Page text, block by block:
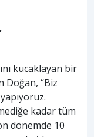
kucaklayan bir
Doğan, “Biz
kadar tüm
dönemde 10